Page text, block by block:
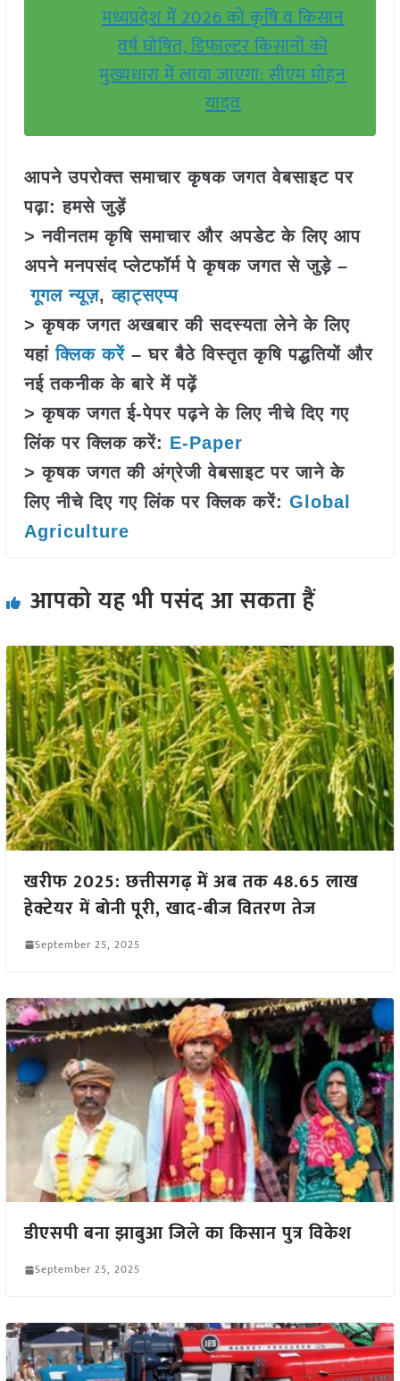
मध्यप्रदेश में 2026 को कृषि व किसान
वर्ष घोषित, डिफाल्टर किसानों को
मुख्यधारा में लाया जाएगा: सीएम मोहन
यादव
आपने उपरोक्त समाचार कृषक जगत वेबसाइट पर
पढ़ा: हमसे जुड़ें
> नवीनतम कृषि समाचार और अपडेट के लिए आप
अपने मनपसंद प्लेटफॉर्म पे कृषक जगत से जुड़े –
गूगल न्यूज़,व्हाट्सएप्प
> कृषक जगत अखबार की सदस्यता लेने के लिए
यहांक्लिक करें– घर बैठे विस्तृत कृषि पद्धतियों और
नई तकनीक के बारे में पढ़ें
> कृषक जगत ई-पेपर पढ़ने के लिए नीचे दिए गए
लिंक पर क्लिक करें: E-Paper
> कृषक जगत की अंग्रेजी वेबसाइट पर जाने के
लिए नीचे दिए गए लिंक पर क्लिक करें: Global
Agriculture
आपको यह भी पसंद आ सकता हैं
खरीफ 2025: छत्तीसगढ़ में अब तक 48.65 लाख
हेक्टेयर में बोनी पूरी, खाद-बीज वितरण तेज
September 25, 2025
डीएसपी बना झाबुआ जिले का किसान पुत्र विकेश
September 25, 2025